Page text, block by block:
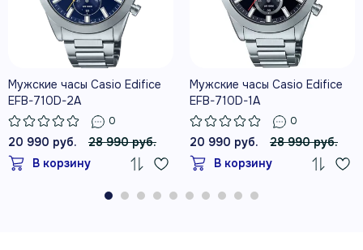
Мужские часы Casio Edifice
EFB-710D-2A
0
20 990 руб.
28 990 руб.
В корзину
Мужские часы Casio Edifice
EFB-710D-1A
0
20 990 руб.
28 990 руб.
В корзину